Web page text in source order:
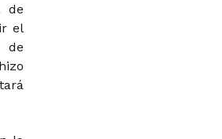
de
el
de